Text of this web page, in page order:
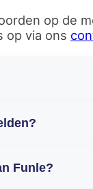
op de
op via ons
Funle?